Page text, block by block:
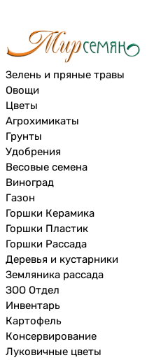
Зелень и пряные травы
Овощи
Цветы
Агрохимикаты
Грунты
Удобрения
Весовые семена
Виноград
Газон
Горшки Керамика
Горшки Пластик
Горшки Рассада
Деревья и кустарники
Земляника рассада
ЗОО Отдел
Инвентарь
Картофель
Консервирование
Луковичные цветы